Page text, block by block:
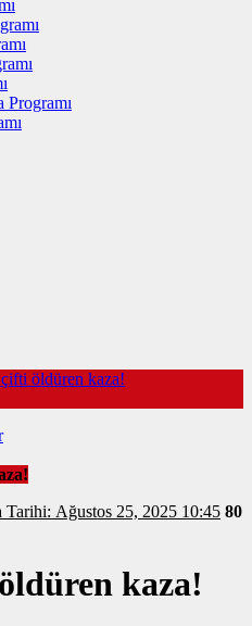
Programı
öldüren kaza!
Yayınlanma Tarihi: Ağustos 25, 2025 10:45 80
kaza!